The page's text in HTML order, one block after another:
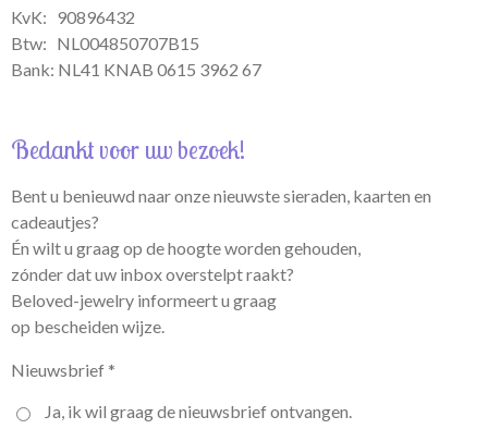
KvK: 90896432
Btw: NL004850707B15
Bank: NL41 KNAB 0615 3962 67
Bedankt voor uw bezoek!
Bent u benieuwd naar onze nieuwste sieraden, kaarten en
cadeautjes?
Én wilt u graag op de hoogte worden gehouden,
zónder dat uw inbox overstelpt raakt?
Beloved-jewelry informeert u graag
op bescheiden wijze.
Nieuwsbrief *
Ja, ik wil graag de nieuwsbrief ontvangen.